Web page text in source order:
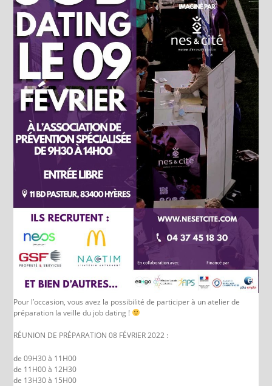
Pour l’occasion, vous avez la possibilité de participer à un atelier de
préparation la veille du job dating !
RÉUNION DE PRÉPARATION 08 FÉVRIER 2022 :
de 09H30 à 11H00
de 11H00 à 12H30
de 13H30 à 15H00